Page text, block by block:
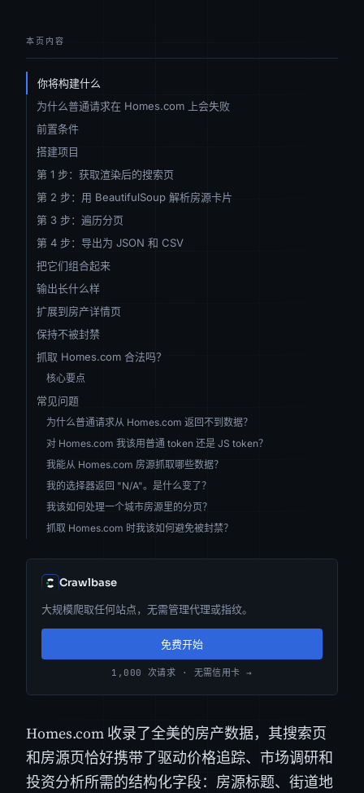
本页内容
你将构建什么
为什么普通请求在 Homes.com 上会失败
前置条件
搭建项目
第 1 步：获取渲染后的搜索页
第 2 步：用 BeautifulSoup 解析房源卡片
第 3 步：遍历分页
第 4 步：导出为 JSON 和 CSV
把它们组合起来
输出长什么样
扩展到房产详情页
保持不被封禁
抓取 Homes.com 合法吗？
核心要点
常见问题
为什么普通请求从 Homes.com 返回不到数据？
对 Homes.com 我该用普通 token 还是 JS token？
我能从 Homes.com 房源抓取哪些数据？
我的选择器返回 "N/A"。是什么变了？
我该如何处理一个城市房源里的分页？
抓取 Homes.com 时我该如何避免被封禁？
Crawlbase
大规模爬取任何站点，无需管理代理或指纹。
免费开始
1,000 次请求 · 无需信用卡 →
Homes.com 收录了全美的房产数据，其搜索页
和房源页恰好携带了驱动价格追踪、市场调研和
投资分析所需的结构化字段：房源标题、街道地